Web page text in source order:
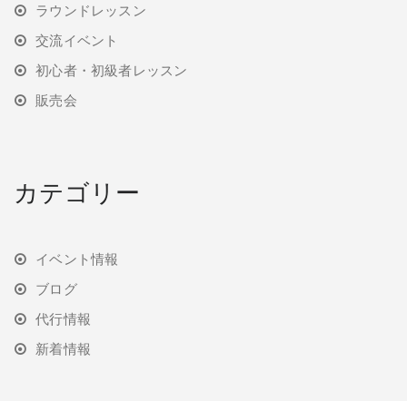
ラウンドレッスン
交流イベント
初心者・初級者レッスン
販売会
カテゴリー
イベント情報
ブログ
代行情報
新着情報